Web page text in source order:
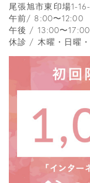
尾張旭市東印場1-
午前/ 8:00〜12:00
午後 / 13:00〜
休診 / 木曜・日曜